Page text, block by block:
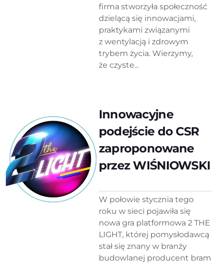
firma stworzyła społeczność
dzielącą się innowacjami,
praktykami związanymi
z wentylacją i zdrowym
trybem życia. Wierzymy,
że czyste...
Innowacyjne
podejście do CSR
zaproponowane
przez WIŚNIOWSKI
W połowie stycznia tego
roku w sieci pojawiła się
nowa gra platformowa 2 THE
LIGHT, której pomysłodawcą
stał się znany w branży
budowlanej producent bram